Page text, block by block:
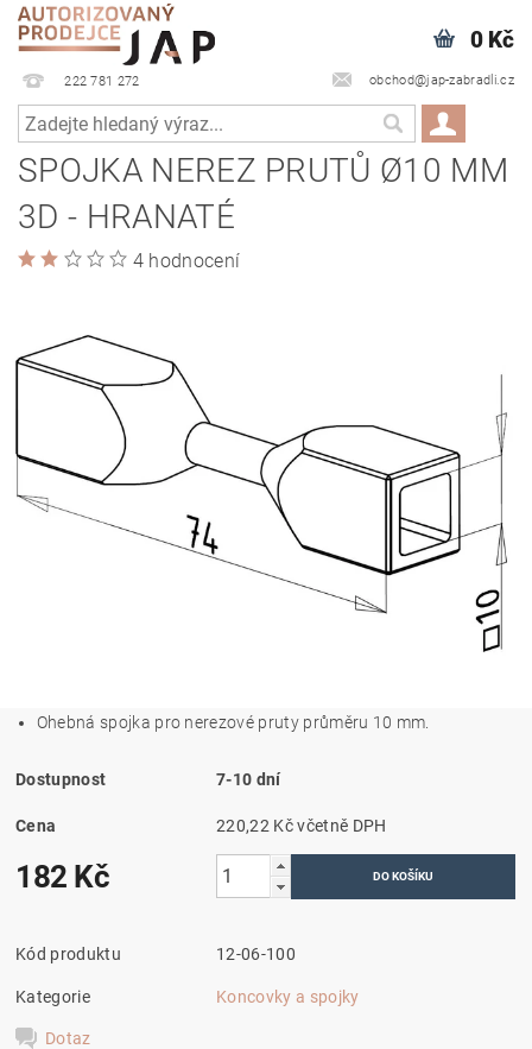
222 781 272 obchod@jap-zabradli.cz
0 Kč
SPOJKA NEREZ PRUTŮ Ø10 MM
3D - HRANATÉ
4 hodnocení
Ohebná spojka pro nerezové pruty průměru 10 mm.
Dostupnost 7-10 dní
Cena 220,22 Kč včetně DPH
182 Kč
Kód produktu 12-06-100
Kategorie Koncovky a spojky
Dotaz